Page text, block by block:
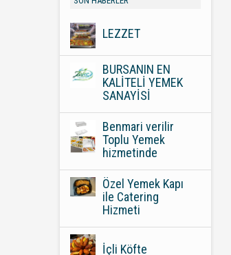
LEZZET
BURSANIN EN
KALİTELİ YEMEK
SANAYİSİ
Benmari verilir
Toplu Yemek
hizmetinde
Özel Yemek Kapı
ile Catering
Hizmeti
İçli Köfte